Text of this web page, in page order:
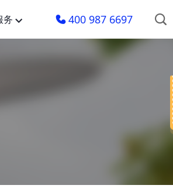
务 400 987 6697